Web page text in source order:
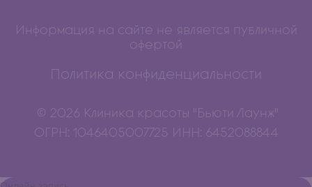
Информация на сайте не является публичной
офертой
Политика конфиденциальности
© 2026 Клиника красоты "Бьюти Лаунж"
ОГРН: 1046405007725 ИНН: 6452088844